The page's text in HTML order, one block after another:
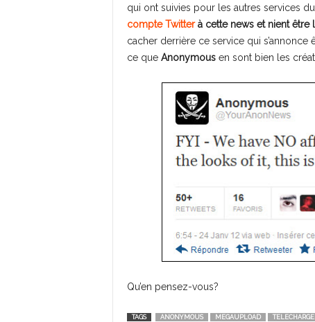
qui ont suivies pour les autres services
compte Twitterà cette news et nient être
cacher derrière ce service qui s’annonce
ce que Anonymousen sont bien les
Qu’en pensez-vous?
TAGS ANONYMOUS MEGAUPLOAD